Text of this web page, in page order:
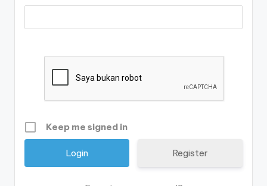
Keep me signed in
Register